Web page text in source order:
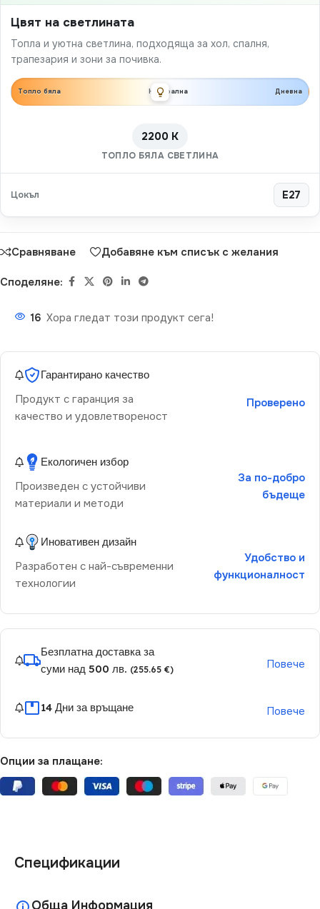
Цвят на светлината
Топла и уютна светлина, подходяща за хол, спалня,
трапезария и зони за почивка.
Топло бяла Неутрална Дневна
2200 K
ТОПЛО БЯЛА СВЕТЛИНА
Цокъл E27
Сравняване Добавяне към списък с желания
Споделяне:
16 Хора гледат този продукт сега!
Гарантирано качество
Продукт с гаранция за
качество и удовлетвореност
Проверено
Екологичен избор
Произведен с устойчиви
материали и методи
За по-добро
бъдеще
Иновативен дизайн
Разработен с най-съвременни
технологии
Удобство и
функционалност
Безплатна доставка за
суми над 500 лв. (255.65 €) Повече
14 Дни за връщане Повече
Опции за плащане:
Спецификации
Обща Информация